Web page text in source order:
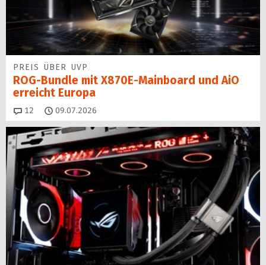
PREIS ÜBER UVP
ROG-Bundle mit X870E-Mainboard und AiO
erreicht Europa
12 Kommentare
09.07.2026